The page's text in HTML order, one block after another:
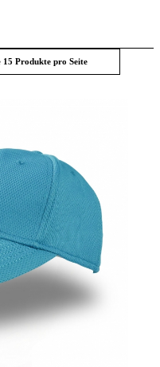
15 Produkte pro Seite